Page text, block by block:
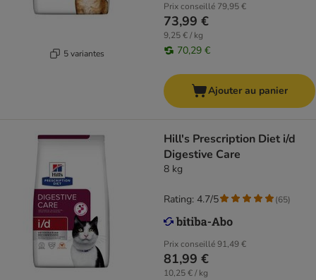
5 variantes
Prix conseillé 79,95 €
73,99 €
9,25 € / kg
70,29 €
Ajouter au panier
Hill's Prescription Diet i/d
Digestive Care
8 kg
Prix conseillé91,49 €
81,99 €
10,25 € / kg
Rating: 4.7/5 (65)